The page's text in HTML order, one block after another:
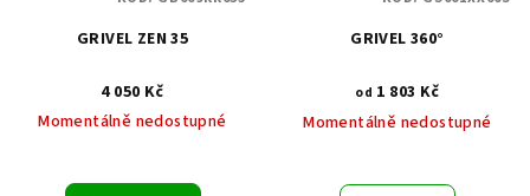
GRIVEL ZEN 35
4 050 Kč
Momentálně nedostupné
GRIVEL 360°
od 1 803 Kč
Momentálně nedostupné